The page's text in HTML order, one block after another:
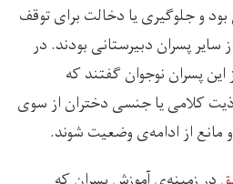
و جلوگیری یا دخالت برای توقف
سایر پسران دبیرستانی بودند. در
۷۰ درصد از این پسران نوجوان گفتند که
کلامی یا جنسی دختران از سوی
از ادامه‌ی وضعیت شوند.